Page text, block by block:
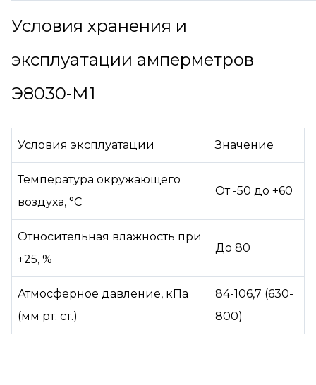
Условия хранения и
эксплуатации амперметров
Э8030-М1
Условия эксплуатации Значение
Температура окружающего
воздуха, °C
От -50 до +60
Относительная влажность при
+25, %
До 80
Атмосферное давление, кПа
(мм рт. ст.)
84-106,7 (630-
800)